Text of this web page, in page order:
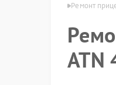
ATN в Саранске Ремонт
ATN